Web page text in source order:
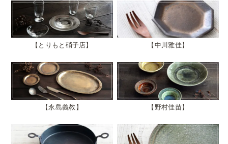
とりもと硝子店 中川雅佳
永島義教 野村佳苗